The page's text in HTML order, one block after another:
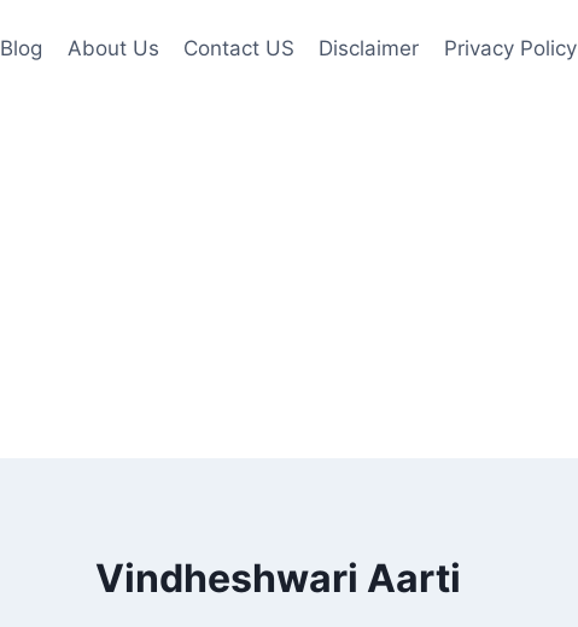
Blog About Us Contact US Disclaimer Privacy Policy
Vindheshwari Aarti